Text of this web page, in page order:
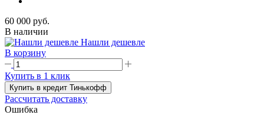
60 000 руб.
В наличии
Нашли дешевле
В корзину
Купить в 1 клик
Купить в кредит Тинькофф
Рассчитать доставку
Ошибка